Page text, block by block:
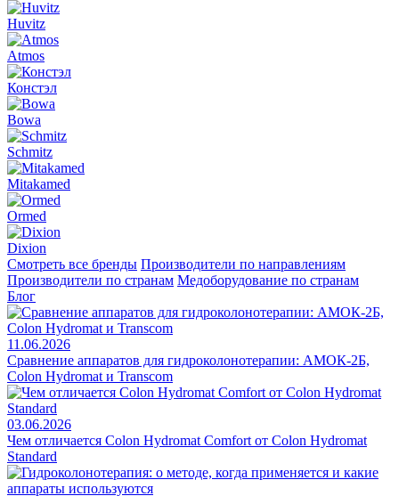
Huvitz
Atmos
Констэл
Bowa
Schmitz
Mitakamed
Ormed
Dixion
Смотреть все бренды Производители по направлениям
Производители по странам Медоборудование по странам
Блог
11.06.2026
Сравнение аппаратов для гидроколонотерапии: АМОК-2Б,
Colon Hydromat и Transcom
03.06.2026
Чем отличается Colon Hydromat Comfort от Colon Hydromat
Standard